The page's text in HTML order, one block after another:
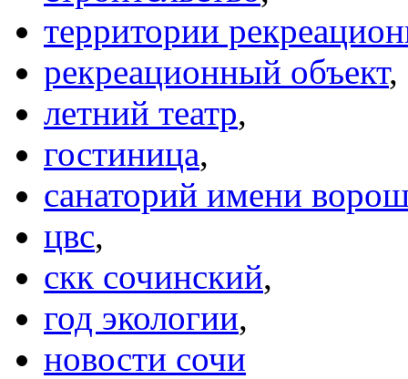
территории
рекреационный объект,
летний театр,
гостиница,
санаторий имени
цвс,
скк сочинский,
год экологии,
новости сочи